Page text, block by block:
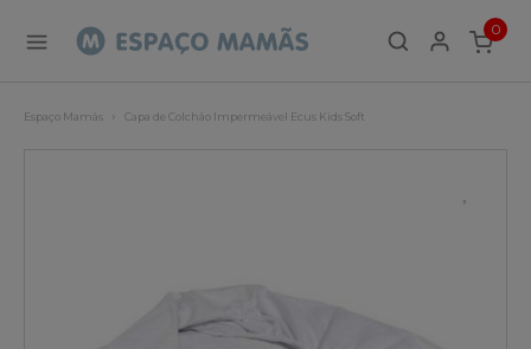
0
ITEMS
Espaço Mamãs Capa de Colchão Impermeável Ecus Kids Soft